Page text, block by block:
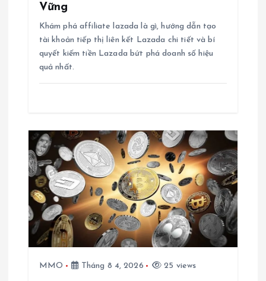
Vững
Khám phá affiliate lazada là gì, hướng dẫn tạo
tài khoản tiếp thị liên kết Lazada chi tiết và bí
quyết kiếm tiền Lazada bứt phá doanh số hiệu
quả nhất.
MMO Tháng 8 4, 2026 25 views